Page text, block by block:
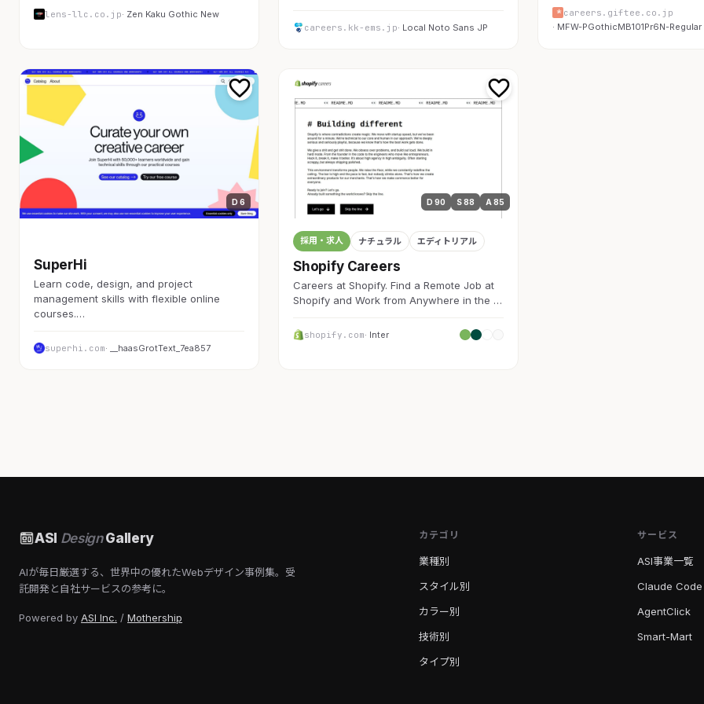
lens-llc.co.jp· Zen Kaku Gothic New
careers.kk-ems.jp· Local Noto Sans JP
careers.giftee.co.jp
· MFW-PGothicMB101Pr6N-Regular
D 6
SuperHi
Learn code, design, and project
management skills with flexible online
courses.…
superhi.com· __haasGrotText_7ea857
D 90 S 88 A 85
採用・求人 ナチュラル エディトリアル
Shopify Careers
Careers at Shopify. Find a Remote Job at
Shopify and Work from Anywhere in the …
shopify.com· Inter
ASI DesignGallery
AIが毎日厳選する、世界中の優れたWebデザイン事例集。受
託開発と自社サービスの参考に。
Powered by ASI Inc. / Mothership
カテゴリ
業種別
スタイル別
カラー別
技術別
タイプ別
サービス
ASI事業一覧
Claude Code
AgentClick
Smart-Mart